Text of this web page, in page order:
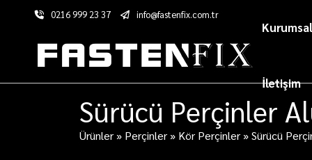
0216 999 23 37 info@fastenfix.com.tr
Kurumsal
İletişim
Sürücü Perçinler
Ürünler» Perçinler» Kör Perçinler»Sürücü